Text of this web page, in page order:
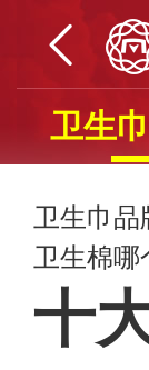
卫生
卫生巾
卫生棉哪
十